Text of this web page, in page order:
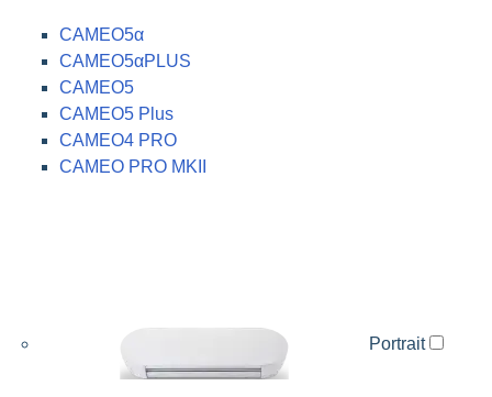
CAMEO5α
CAMEO5αPLUS
CAMEO5
CAMEO5 Plus
CAMEO4 PRO
CAMEO PRO MKII
Portrait